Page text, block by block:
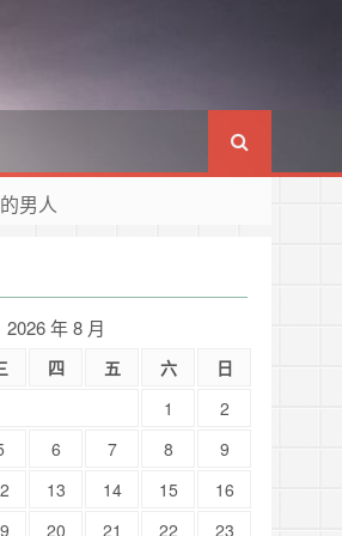
男人
2026 年 8 月
四 五 六
日
1
2
6 7 8
9
13 14 15
16
20 21 22 23